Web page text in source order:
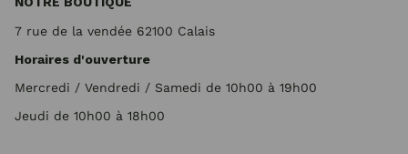
7 rue de la vendée 62100 Calais
Horaires d'ouverture
Mercredi / Vendredi / Samedi de 10h00 à 19h00
Jeudi de 10h00 à 18h00